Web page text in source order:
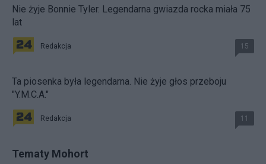
Nie żyje Bonnie Tyler. Legendarna gwiazda rocka miała 75
lat
Redakcja 15
Ta piosenka była legendarna. Nie żyje głos przeboju
"Y.M.C.A."
Redakcja 11
Tematy Mohort